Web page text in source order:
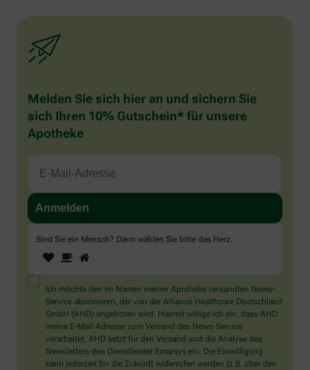
Melden Sie sich hier an und sichern Sie
sich Ihren 10% Gutschein* für unsere
Apotheke
Sind Sie ein Mensch? Dann wählen Sie bitte das Herz.
Sind
Sie
ein
Mensch?
Dann
wählen
Sie
bitte
das
Herz.
1 2
Ich möchte den im Namen meiner Apotheke versandten News-
Service abonnieren, der von der Alliance Healthcare Deutschland
GmbH (AHD) angeboten wird. Hiermit willige ich ein, dass AHD
meine E-Mail-Adresse zum Versand des News-Service
verarbeitet. AHD setzt für den Versand und die Analyse des
Newsletters den Dienstleister Emarsys ein. Die Einwilligung
kann jederzeit für die Zukunft widerrufen werden (z.B. über den